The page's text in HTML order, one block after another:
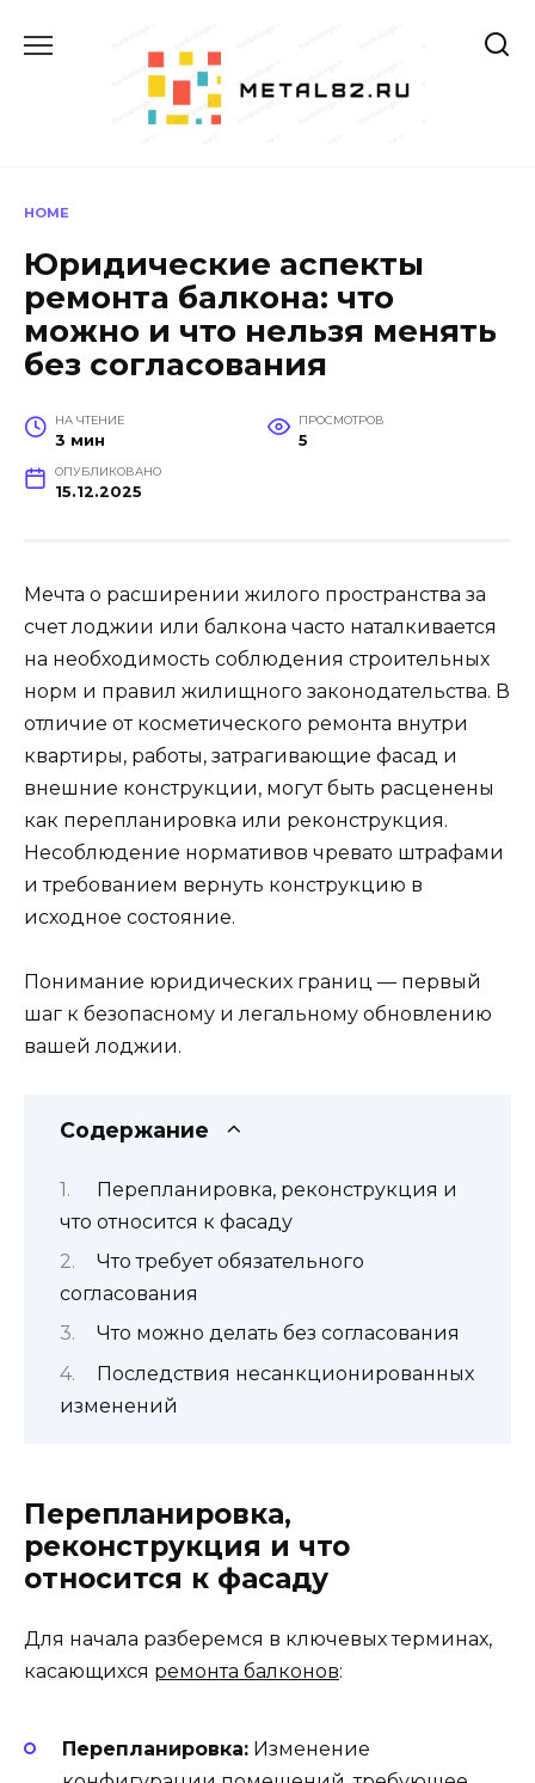
HOME
Юридические аспекты
ремонта балкона: что
можно и что нельзя менять
без согласования
НА ЧТЕНИЕ
3 мин
ПРОСМОТРОВ
5
ОПУБЛИКОВАНО
15.12.2025
Мечта о расширении жилого пространства за
счет лоджии или балкона часто наталкивается
на необходимость соблюдения строительных
норм и правил жилищного законодательства. В
отличие от косметического ремонта внутри
квартиры, работы, затрагивающие фасад и
внешние конструкции, могут быть расценены
как перепланировка или реконструкция.
Несоблюдение нормативов чревато штрафами
и требованием вернуть конструкцию в
исходное состояние.
Понимание юридических границ — первый
шаг к безопасному и легальному обновлению
вашей лоджии.
Содержание
Перепланировка, реконструкция и
что относится к фасаду
Что требует обязательного
согласования
Что можно делать без согласования
Последствия несанкционированных
изменений
Перепланировка,
реконструкция и что
относится к фасаду
Для начала разберемся в ключевых терминах,
касающихся ремонта балконов:
Перепланировка: Изменение